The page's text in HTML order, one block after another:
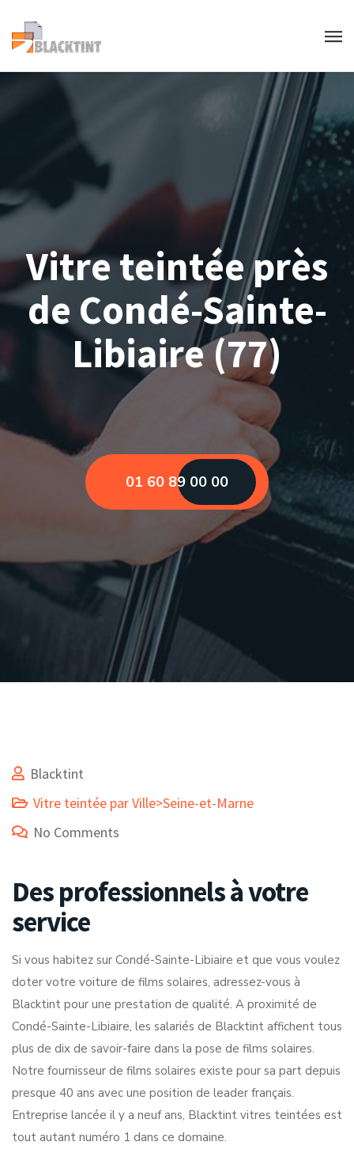
Vitre teintée près
de Condé-Sainte-
Libiaire (77)
01 60 89 00 00
Blacktint
Vitre teintée par Ville>Seine-et-Marne
No Comments
Des professionnels à votre
service
Si vous habitez sur Condé-Sainte-Libiaire et que vous voulez
doter votre voiture de films solaires, adressez-vous à
Blacktint pour une prestation de qualité. A proximité de
Condé-Sainte-Libiaire, les salariés de Blacktint affichent tous
plus de dix de savoir-faire dans la pose de films solaires.
Notre fournisseur de films solaires existe pour sa part depuis
presque 40 ans avec une position de leader français.
Entreprise lancée il y a neuf ans, Blacktint vitres teintées est
tout autant numéro 1 dans ce domaine.